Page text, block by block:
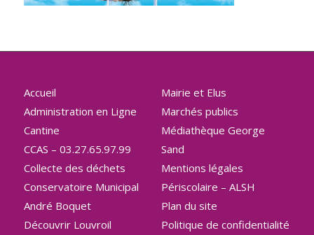
Accueil
Administration en Ligne
Cantine
CCAS – 03.27.65.97.99
Collecte des déchets
Conservatoire Municipal
André Boquet
Découvrir Louvroil
Mairie et Elus
Marchés publics
Médiathèque George
Sand
Mentions légales
Périscolaire – ALSH
Plan du site
Politique de confidentialité